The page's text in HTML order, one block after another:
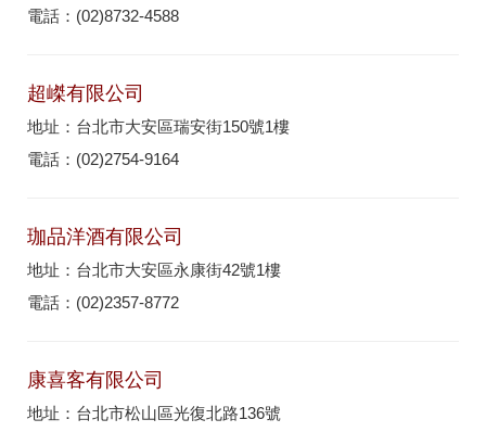
電話：(02)8732-4588
超嵥有限公司
地址：台北市大安區瑞安街150號1樓
電話：(02)2754-9164
珈品洋酒有限公司
地址：台北市大安區永康街42號1樓
電話：(02)2357-8772
康喜客有限公司
地址：台北市松山區光復北路136號